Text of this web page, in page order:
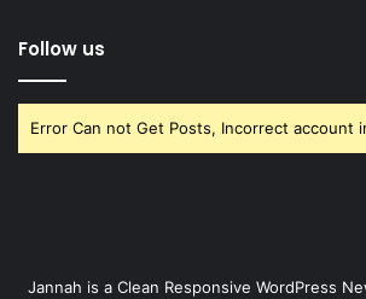
Follow us
Error Can not Get Posts, Incorrect account
Jannah is a Clean Responsive WordPress